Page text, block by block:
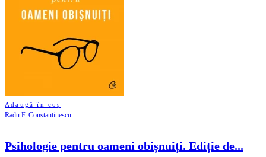
Adaugă în coș
Radu F. Constantinescu
Psihologie pentru oameni obișnuiți. Ediție de...